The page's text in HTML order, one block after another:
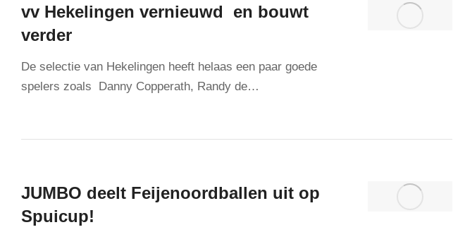
vv Hekelingen vernieuwd en bouwt
verder
De selectie van Hekelingen heeft helaas een paar goede
spelers zoals Danny Copperath, Randy de…
JUMBO deelt Feijenoordballen uit op
Spuicup!